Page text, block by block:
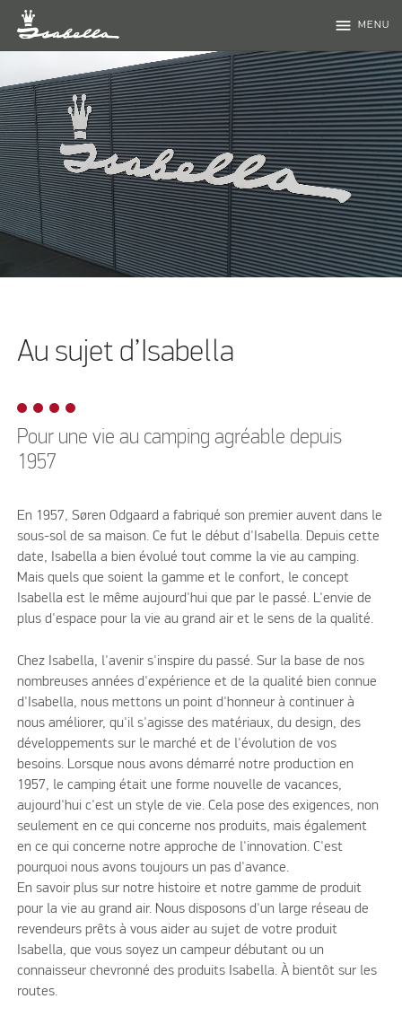
menu MENU
Au sujet d’Isabella
Pour une vie au camping agréable depuis
1957
En 1957, Søren Odgaard a fabriqué son premier auvent dans le
sous-sol de sa maison. Ce fut le début d'Isabella. Depuis cette
date, Isabella a bien évolué tout comme la vie au camping.
Mais quels que soient la gamme et le confort, le concept
Isabella est le même aujourd'hui que par le passé. L'envie de
plus d'espace pour la vie au grand air et le sens de la qualité.
Chez Isabella, l'avenir s'inspire du passé. Sur la base de nos
nombreuses années d'expérience et de la qualité bien connue
d'Isabella, nous mettons un point d'honneur à continuer à
nous améliorer, qu'il s'agisse des matériaux, du design, des
développements sur le marché et de l'évolution de vos
besoins. Lorsque nous avons démarré notre production en
1957, le camping était une forme nouvelle de vacances,
aujourd'hui c'est un style de vie. Cela pose des exigences, non
seulement en ce qui concerne nos produits, mais également
en ce qui concerne notre approche de l'innovation. C'est
pourquoi nous avons toujours un pas d'avance.
En savoir plus sur notre histoire et notre gamme de produit
pour la vie au grand air. Nous disposons d'un large réseau de
revendeurs prêts à vous aider au sujet de votre produit
Isabella, que vous soyez un campeur débutant ou un
connaisseur chevronné des produits Isabella. À bientôt sur les
routes.